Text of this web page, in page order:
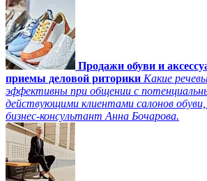
Продажи обуви и
приемы деловой риторики Какие
эффективны при общении с
действующими клиентами салонов
бизнес-консультант Анна Бочарова.